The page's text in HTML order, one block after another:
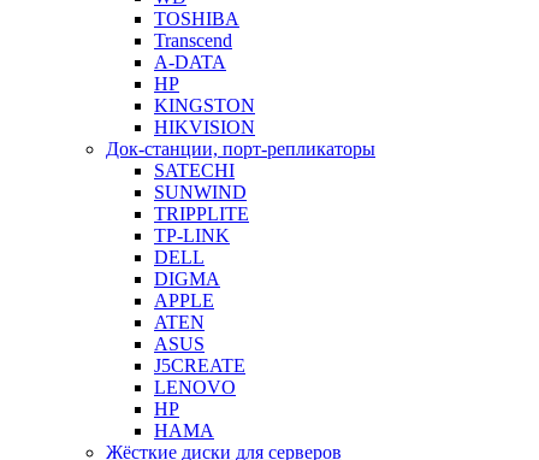
TOSHIBA
Transcend
A-DATA
HP
KINGSTON
HIKVISION
Док-станции, порт-репликаторы
SATECHI
SUNWIND
TRIPPLITE
TP-LINK
DELL
DIGMA
APPLE
ATEN
ASUS
J5CREATE
LENOVO
HP
HAMA
Жёсткие диски для серверов